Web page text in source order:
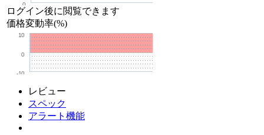
0
ログイン後に閲覧できます
価格変動率(%)
-10
0
10
レビュー
スペック
アラート機能